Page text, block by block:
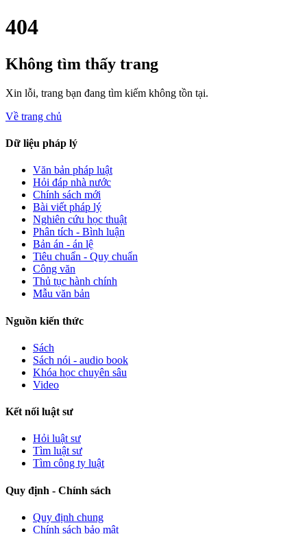
404
Không tìm thấy trang
Xin lỗi, trang bạn đang tìm kiếm không tồn tại.
Về trang chủ
Dữ liệu pháp lý
Văn bản pháp luật
Hỏi đáp nhà nước
Chính sách mới
Bài viết pháp lý
Nghiên cứu học thuật
Phân tích - Bình luận
Bản án - án lệ
Tiêu chuẩn - Quy chuẩn
Công văn
Thủ tục hành chính
Mẫu văn bản
Nguồn kiến thức
Sách
Sách nói - audio book
Khóa học chuyên sâu
Video
Kết nối luật sư
Hỏi luật sư
Tìm luật sư
Tìm công ty luật
Quy định - Chính sách
Quy định chung
Chính sách bảo mật